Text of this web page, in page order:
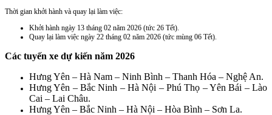
Thời gian khởi hành và quay lại làm việc:
Khởi hành ngày 13 tháng 02 năm 2026 (tức 26 Tết).
Quay lại làm việc ngày 22 tháng 02 năm 2026 (tức mùng 06 Tết).
Các tuyến xe dự kiến năm 2026
Hưng Yên – Hà Nam – Ninh Bình – Thanh Hóa – Nghệ An.
Hưng Yên – Bắc Ninh – Hà Nội – Phú Thọ – Yên Bái – Lào
Cai – Lai Châu.
Hưng Yên – Bắc Ninh – Hà Nội – Hòa Bình – Sơn La.